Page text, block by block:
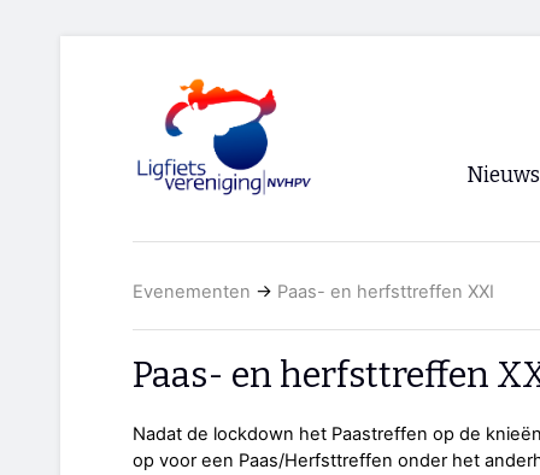
Nieuws
RSS
Evenementen → Paas- en herfsttreffen XXI
Paas- en herfsttreffen
Nadat de lockdown het Paastreffen op de
op voor een Paas/Herfsttreffen onder het